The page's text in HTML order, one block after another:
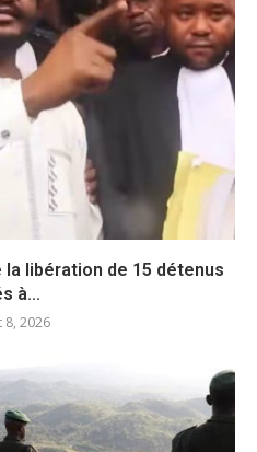
la libération de 15 détenus
à...
8, 2026